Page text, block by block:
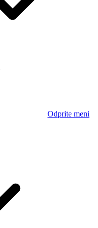
Odprite meni